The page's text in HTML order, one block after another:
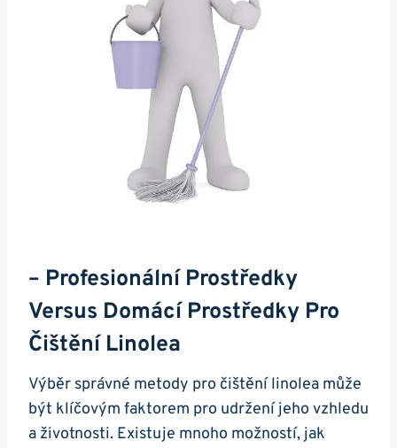
– Profesionální Prostředky
Versus Domácí Prostředky Pro
Čištění Linolea
Výběr správné metody pro čištění linolea může
být klíčovým faktorem pro udržení jeho vzhledu
a životnosti. Existuje mnoho možností, jak